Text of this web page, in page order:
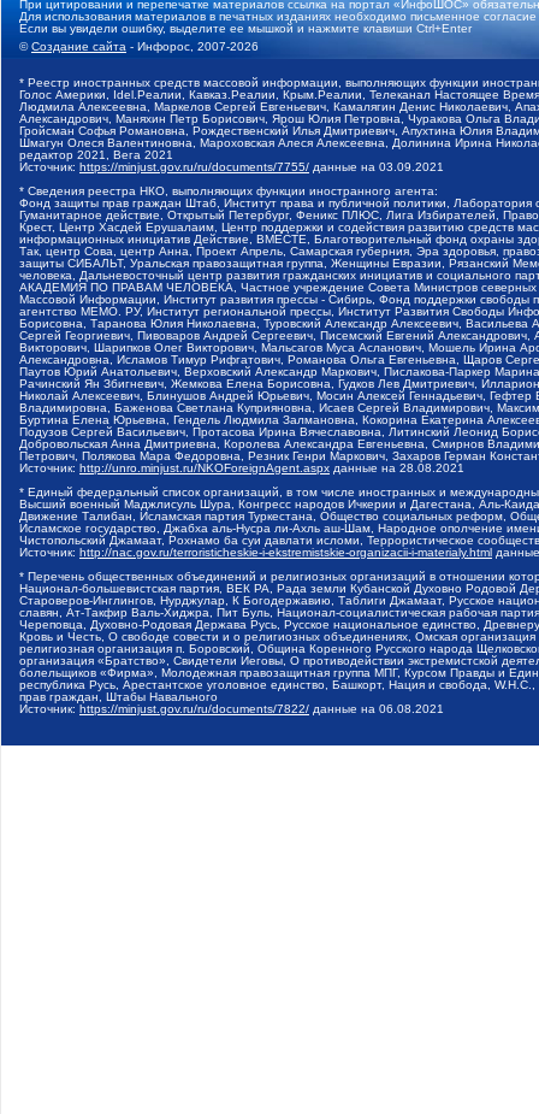
При цитировании и перепечатке материалов ссылка на портал «ИнфоШОС»
Для использования материалов в печатных изданиях необходимо письменное
Если вы увидели ошибку, выделите ее мышкой и нажмите клавиши Ctrl+Enter
©Создание сайта - Инфорос, 2007-2026
* Реестр иностранных средств массовой информации, выполняющих функции
Голос Америки, Idel.Реалии, Кавказ.Реалии, Крым.Реалии, Телеканал Настоящее
Людмила Алексеевна, Маркелов Сергей Евгеньевич, Камалягин Денис Николаевич,
Александрович, Маняхин Петр Борисович, Ярош Юлия Петровна, Чуракова Ольга
Гройсман Софья Романовна, Рождественский Илья Дмитриевич, Апухтина Юлия
Шмагун Олеся Валентиновна, Мароховская Алеся Алексеевна, Долинина Ирина
редактор 2021, Вега 2021
Источник: https://minjust.gov.ru/ru/documents/7755/ данные на 03.09.2021
* Сведения реестра НКО, выполняющих функции иностранного агента:
Фонд защиты прав граждан Штаб, Институт права и публичной политики,
Гуманитарное действие, Открытый Петербург, Феникс ПЛЮС, Лига Избирателей,
Крест, Центр Хасдей Ерушалаим, Центр поддержки и содействия развитию средств
информационных инициатив Действие, ВМЕСТЕ, Благотворительный фонд охраны
Так, центр Сова, центр Анна, Проект Апрель, Самарская губерния, Эра здоровья,
защиты СИБАЛЬТ, Уральская правозащитная группа, Женщины Евразии, Рязанский
человека, Дальневосточный центр развития гражданских инициатив и социального
АКАДЕМИЯ ПО ПРАВАМ ЧЕЛОВЕКА, Частное учреждение Совета Министров северных
Массовой Информации, Институт развития прессы - Сибирь, Фонд поддержки
агентство МЕМО. РУ, Институт региональной прессы, Институт Развития Свободы
Борисовна, Таранова Юлия Николаевна, Туровский Александр Алексеевич,
Сергей Георгиевич, Пивоваров Андрей Сергеевич, Писемский Евгений
Викторович, Шарипков Олег Викторович, Мальсагов Муса Асланович, Мошель Ирина
Александровна, Исламов Тимур Рифгатович, Романова Ольга Евгеньевна, Щаров
Паутов Юрий Анатольевич, Верховский Александр Маркович, Пислакова-Паркер
Рачинский Ян Збигневич, Жемкова Елена Борисовна, Гудков Лев Дмитриевич,
Николай Алексеевич, Блинушов Андрей Юрьевич, Мосин Алексей Геннадьевич,
Владимировна, Баженова Светлана Куприяновна, Исаев Сергей Владимирович,
Буртина Елена Юрьевна, Гендель Людмила Залмановна, Кокорина Екатерина
Подузов Сергей Васильевич, Протасова Ирина Вячеславовна, Литинский Леонид
Добровольская Анна Дмитриевна, Королева Александра Евгеньевна, Смирнов
Петрович, Полякова Мара Федоровна, Резник Генри Маркович, Захаров Герман
Источник: http://unro.minjust.ru/NKOForeignAgent.aspx данные на 28.08.2021
* Единый федеральный список организаций, в том числе иностранных и
Высший военный Маджлисуль Шура, Конгресс народов Ичкерии и Дагестана, Аль-
Движение Талибан, Исламская партия Туркестана, Общество социальных реформ,
Исламское государство, Джабха аль-Нусра ли-Ахль аш-Шам, Народное ополчение
Чистопольский Джамаат, Рохнамо ба суи давлати исломи, Террористическое
Источник: http://nac.gov.ru/terroristicheskie-i-ekstremistskie-organizacii-i-materialy.html
* Перечень общественных объединений и религиозных организаций в отношении
Национал-большевистская партия, ВЕК РА, Рада земли Кубанской Духовно Родовой
Староверов-Инглингов, Нурджулар, К Богодержавию, Таблиги Джамаат, Русское
славян, Ат-Такфир Валь-Хиджра, Пит Буль, Национал-социалистическая рабочая
Череповца, Духовно-Родовая Держава Русь, Русское национальное единство,
Кровь и Честь, О свободе совести и о религиозных объединениях, Омская
религиозная организация п. Боровский, Община Коренного Русского народа
организация «Братство», Свидетели Иеговы, О противодействии экстремистской
болельщиков «Фирма», Молодежная правозащитная группа МПГ, Курсом Правды и
республика Русь, Арестантское уголовное единство, Башкорт, Нация и свобода,
прав граждан, Штабы Навального
Источник: https://minjust.gov.ru/ru/documents/7822/ данные на 06.08.2021